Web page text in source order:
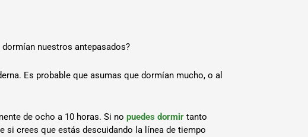
nuestros antepasados?
Es probable que asumas que dormían mucho, o al
de ocho a 10 horas. Si no puedes dormir tanto
si crees que estás descuidando la línea de tiempo